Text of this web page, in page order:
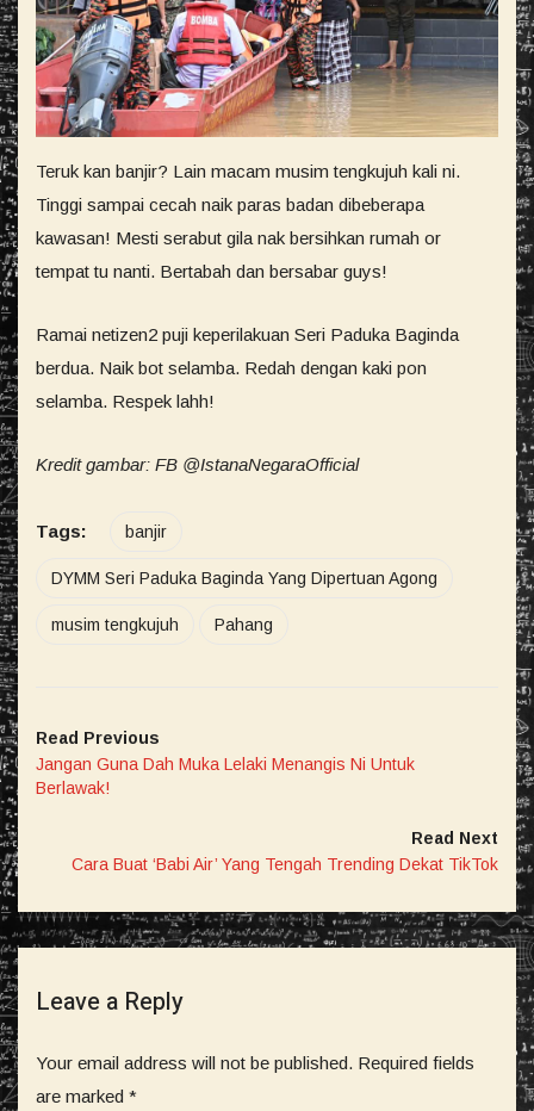
Teruk kan banjir? Lain macam musim tengkujuh kali ni.
Tinggi sampai cecah naik paras badan dibeberapa
kawasan! Mesti serabut gila nak bersihkan rumah or
tempat tu nanti. Bertabah dan bersabar guys!
Ramai netizen2 puji keperilakuan Seri Paduka Baginda
berdua. Naik bot selamba. Redah dengan kaki pon
selamba. Respek lahh!
Kredit gambar: FB @IstanaNegaraOfficial
Tags: banjir
DYMM Seri Paduka Baginda Yang Dipertuan Agong
musim tengkujuh Pahang
Read Previous
Jangan Guna Dah Muka Lelaki Menangis Ni Untuk
Berlawak!
Read Next
Cara Buat ‘Babi Air’ Yang Tengah Trending Dekat TikTok
Leave a Reply
Your email address will not be published. Required fields
are marked *